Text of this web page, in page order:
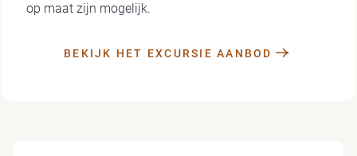
op maat zijn mogelijk.
BEKIJK HET EXCURSIE AANBOD